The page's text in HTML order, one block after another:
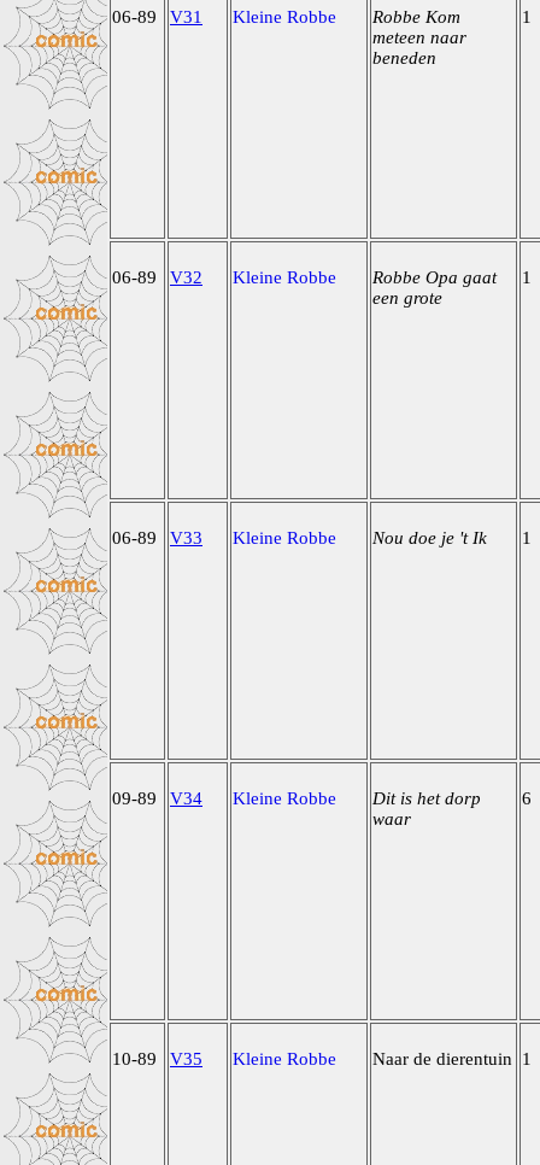
06-89 V31 Kleine Robbe
Robbe Kom
meteen naar
beneden
1
06-89 V32 Kleine Robbe
Robbe Opa gaat
een grote
1
06-89 V33 Kleine Robbe Nou doe je 't Ik 1
09-89 V34 Kleine Robbe
Dit is het dorp
waar
6
10-89 V35 Kleine Robbe Naar de dierentuin 1